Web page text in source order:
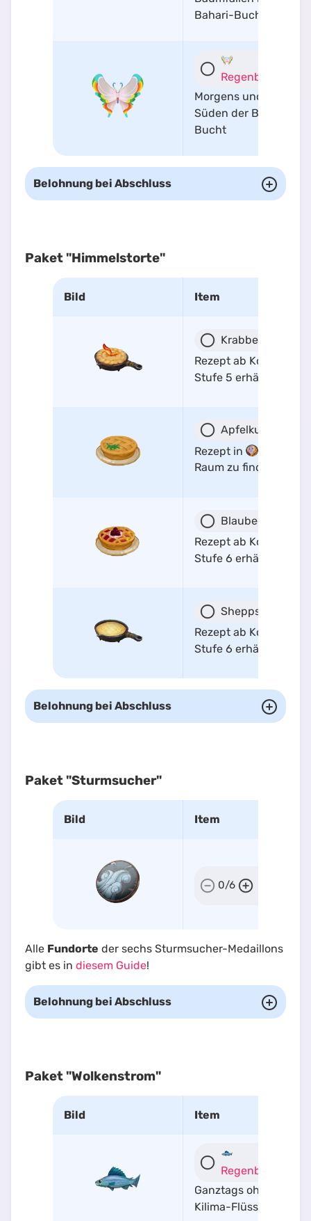
Bahari-Bucht auf
Morgens und Mittags
Süden der Bahari-
Bucht
Belohnung bei Abschluss
Paket "Himmelstorte"
Bild Item
Krabbenpastete
Rezept ab Kochen-
Stufe 5 erhältlich
Apfelkuchen
Rezept in
Raum zu finden
Blaubeerkuchen
Rezept ab Kochen-
Stufe 6 erhältlich
Shepps Pastete
Rezept ab Kochen-
Stufe 6 erhältlich
Belohnung bei Abschluss
Paket "Sturmsucher"
Bild Item
0/6
Alle Fundorte der sechs Sturmsucher-Medaillons
gibt es in diesem Guide!
Belohnung bei Abschluss
Paket "Wolkenstrom"
Bild Item
Ganztags ohne Köder
Kilima-Flüssen